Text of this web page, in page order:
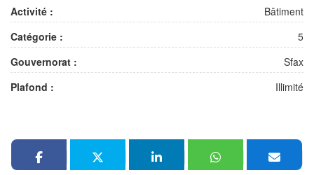
Activité :
Bâtiment
Catégorie :
5
Gouvernorat :
Sfax
Plafond :
Illimité